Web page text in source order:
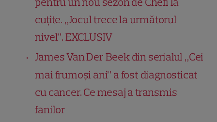
cuțite. „Jocul trece la următorul
nivel”. EXCLUSIV
James Van Der Beek din serialul „Cei
mai frumoși ani” a fost diagnosticat
cu cancer. Ce mesaj a transmis
fanilor